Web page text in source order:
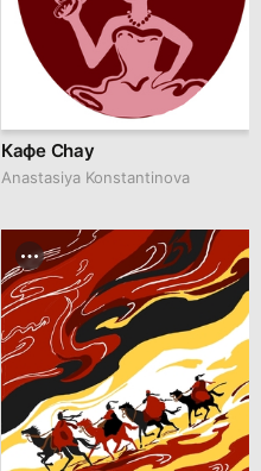
Кафе Сhay
Anastasiya Konstantinova